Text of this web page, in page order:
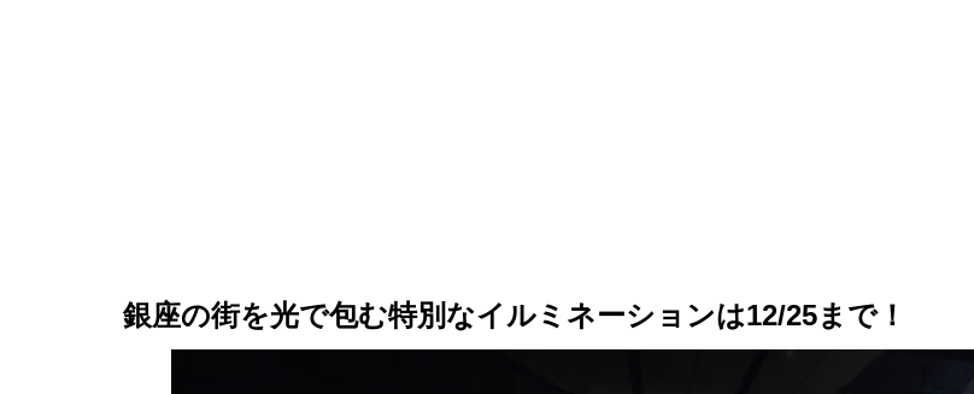
銀座の街を光で包む特別なイルミネーションは12/25まで！